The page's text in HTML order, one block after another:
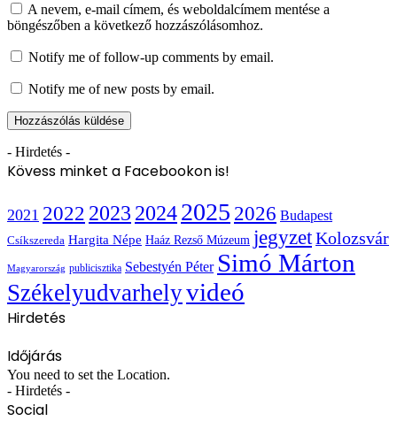
A nevem, e-mail címem, és weboldalcímem mentése a
böngészőben a következő hozzászólásomhoz.
Notify me of follow-up comments by email.
Notify me of new posts by email.
- Hirdetés -
Kövess minket a Facebookon is!
2021 2022 2023 20242025 2026 Budapest
Csíkszereda Hargita Népe Haáz Rezső Múzeum jegyzetKolozsvár
Magyarország publicisztika Sebestyén Péter Simó Márton
Székelyudvarhelyvideó
Hirdetés
Időjárás
You need to set the Location.
- Hirdetés -
Social